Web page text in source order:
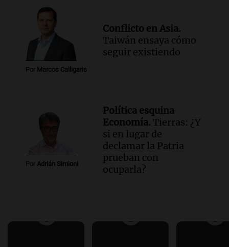
Por Marcos Calligaris
Conflicto en Asia.
Taiwán ensaya cómo
seguir existiendo
Por Adrián Simioni
Política esquina
Economía. Tierras: ¿Y
si en lugar de
declamar la Patria
prueban con
ocuparla?